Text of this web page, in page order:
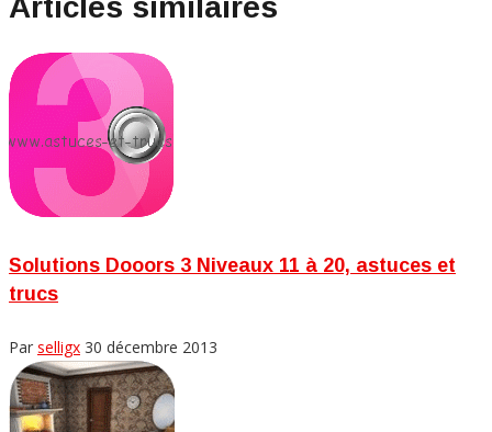
Solutions Dooors 3 Niveaux 11 à 20, astuces et
trucs
Par selligx 30 décembre 2013